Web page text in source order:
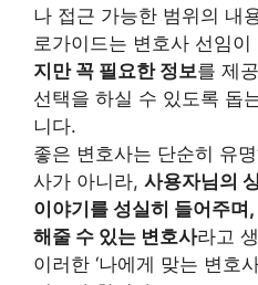
나 접근 가능한 범위의 내
로가이드는 변호사 선임이
지만 꼭 필요한 정보를 제
선택을 하실 수 있도록 돕
니다.
좋은 변호사는 단순히 유
사가 아니라, 사용자님의
이야기를 성실히 들어주며
해줄 수 있는 변호사라고
이러한 ‘나에게 맞는 변호